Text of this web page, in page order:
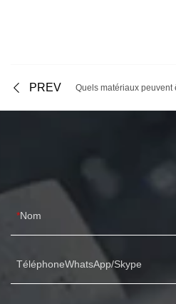
PREV Quels matériaux
Nom
TéléphoneWhatsApp/Skype